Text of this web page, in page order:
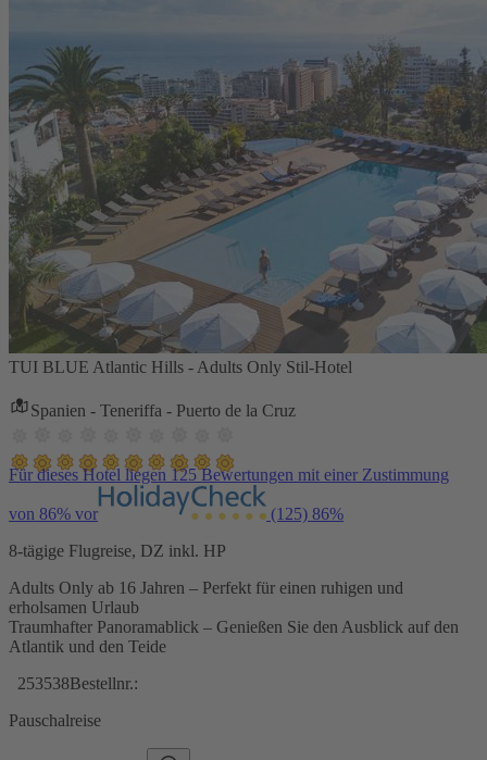
TUI BLUE Atlantic Hills - Adults Only Stil-Hotel
Spanien - Teneriffa - Puerto de la Cruz
Für dieses Hotel liegen 125 Bewertungen mit einer Zustimmung
von 86% vor (125) 86%
8-tägige Flugreise, DZ inkl. HP
Adults Only ab 16 Jahren – Perfekt für einen ruhigen und
erholsamen Urlaub
Traumhafter Panoramablick – Genießen Sie den Ausblick auf den
Atlantik und den Teide
253538Bestellnr.:
Pauschalreise